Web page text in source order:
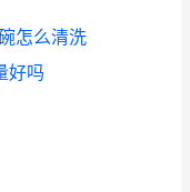
怎么清洗
好吗